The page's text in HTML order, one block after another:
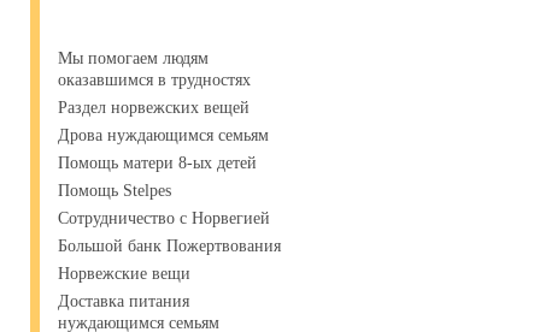
Мы помогаем людям
оказавшимся в трудностях
Раздел норвежских вещей
Дрова нуждающимся семьям
Помощь матери 8-ых детей
Помощь Stelpes
Сотрудничество с Норвегией
Большой банк Пожертвования
Норвежские вещи
Доставка питания
нуждающимся семьям